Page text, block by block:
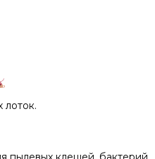
лоток.